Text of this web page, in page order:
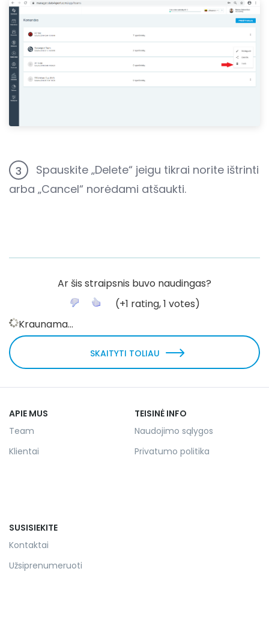
3
Spauskite „Delete“ jeigu tikrai norite ištrinti
arba „Cancel“ norėdami atšaukti.
Ar šis straipsnis buvo naudingas?
(+1 rating,1 votes)
Kraunama...
SKAITYTI TOLIAU
APIE MUS
Team
Klientai
TEISINĖ INFO
Naudojimo sąlygos
Privatumo politika
SUSISIEKITE
Kontaktai
Užsiprenumeruoti